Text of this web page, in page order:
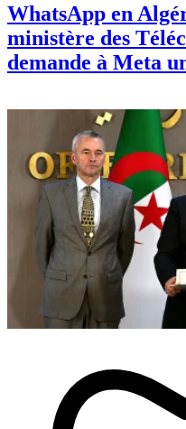
WhatsApp en
ministère des
demande à Meta